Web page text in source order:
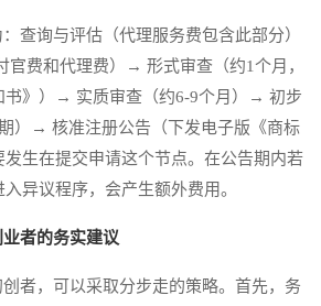
询与评估（代理服务费包含此部分）
官费和代理费）→ 形式审查（约1个月，
书》）→ 实质审查（约6-9个月）→ 初步
）→ 核准注册公告（下发电子版《商标
生在提交申请这个节点。在公告期内若
异议程序，会产生额外费用。
者的务实建议
，可以采取分步走的策略。首先，务